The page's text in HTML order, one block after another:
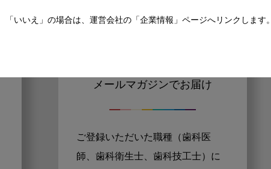
「いいえ」の場合は、運営会社の「企業情報」ページへリンクします。
メールマガジンでお届け
ご登録いただいた職種（歯科医
師、歯科衛生士、歯科技工士）に